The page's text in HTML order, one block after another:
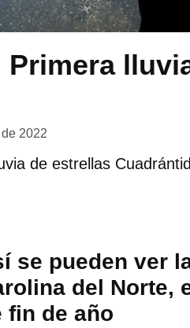
2022
de estrellas
se pueden ver
del Norte,
fin de año